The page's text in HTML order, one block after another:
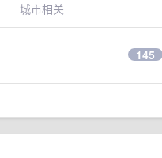
城市相关
145